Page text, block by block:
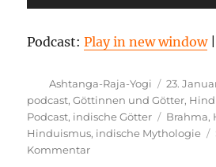
Player
Podcast:Play in new window
Autor
Ashtanga-Raja-Yogi
am
23.
podcast,Göttinnen und Götter,
Podcast, indische Götter Brahma,
Hinduismus, indische Mythologie
Kommentarzu